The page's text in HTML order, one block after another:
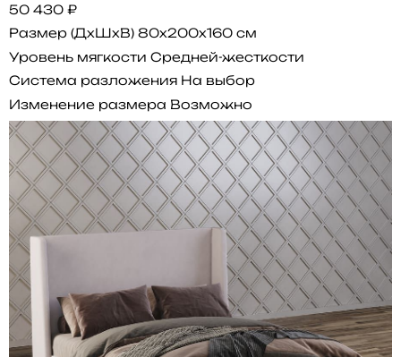
50 430 ₽
Размер (ДхШхВ) 80x200x160 см
Уровень мягкости Средней-жесткости
Система разложения На выбор
Изменение размера Возможно